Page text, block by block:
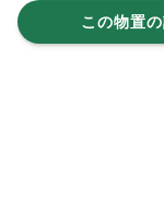
この物置